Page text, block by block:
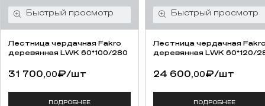
Лестница чердачная Fakro
деревянная LWK 60*100/280
31 700,00₽/шт
ПОДРОБНЕЕ
Лестница чердачная
деревянная LWK 60*120/
24 600,00₽/шт
ПОДРОБНЕЕ